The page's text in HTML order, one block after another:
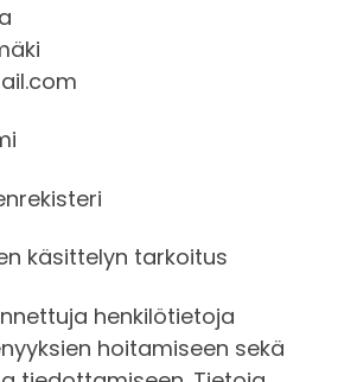
käsittelyn tarkoitus
henkilötietoja
hoitamiseen sekä